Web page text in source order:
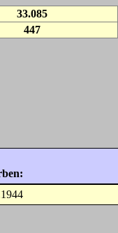
33.085
447